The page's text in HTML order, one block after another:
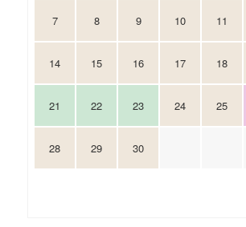
7 8 9 10 11
14 15 16 17 18
21 22 23 24 25
28 29 30